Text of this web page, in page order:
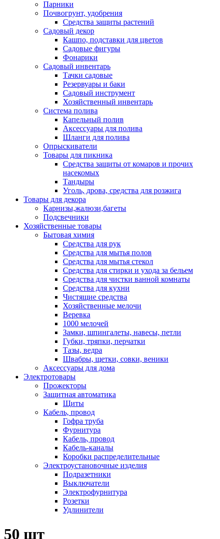
Парники
Почвогрунт, удобрения
Средства защиты растений
Садовый декор
Кашпо, подставки для цветов
Садовые фигуры
Фонарики
Садовый инвентарь
Тачки садовые
Резервуары и баки
Садовый инструмент
Хозяйственный инвентарь
Система полива
Капельный полив
Аксессуары для полива
Шланги для полива
Опрыскиватели
Товары для пикника
Средства защиты от комаров и прочих
насекомых
Тандыры
Уголь, дрова, средства для розжига
Товары для декора
Карнизы,жалюзи,багеты
Подсвечники
Хозяйственные товары
Бытовая химия
Средства для рук
Средства для мытья полов
Средства для мытья стекол
Средства для стирки и ухода за бельем
Средства для чистки ванной комнаты
Средства для кухни
Чистящие средства
Хозяйственные мелочи
Веревка
1000 мелочей
Замки, шпингалеты, навесы, петли
Губки, тряпки, перчатки
Тазы, ведра
Швабры, щетки, совки, веники
Аксессуары для дома
Электротовары
Прожекторы
Защитная автоматика
Щиты
Кабель, провод
Гофра труба
Фурнитура
Кабель, провод
Кабель-каналы
Коробки распределительные
Электроустановочные изделия
Подразетники
Выключатели
Электрофурнитура
Розетки
Удлинители
50 шт